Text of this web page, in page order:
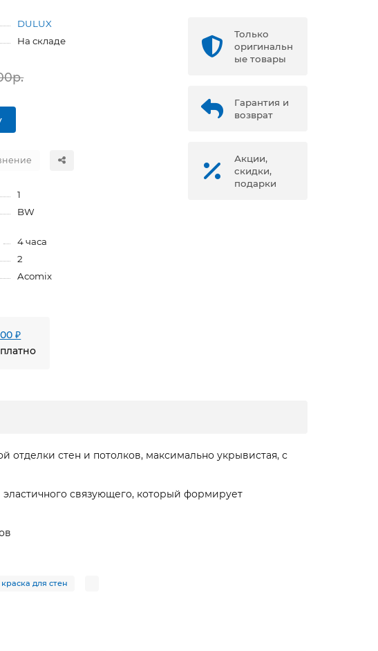
DULUX
На складе
1
BW
4 часа
2
Acomix
₽
Только
оригинальн
ые товары
Гарантия и
возврат
Акции,
скидки,
подарки
отделки стен и потолков, максимально укрывистая, с
связующего, который формирует
краска для стен